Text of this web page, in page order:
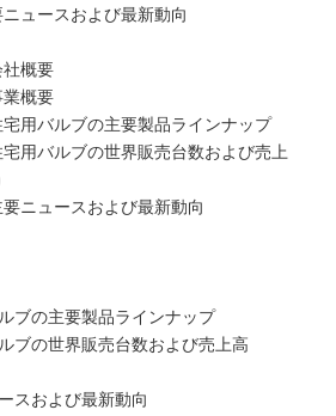
ュースおよび最新動向
概要
概要
用バルブの主要製品ラインナップ
用バルブの世界販売台数および売上
ニュースおよび最新動向
ブの主要製品ラインナップ
ブの世界販売台数および売上高
スおよび最新動向